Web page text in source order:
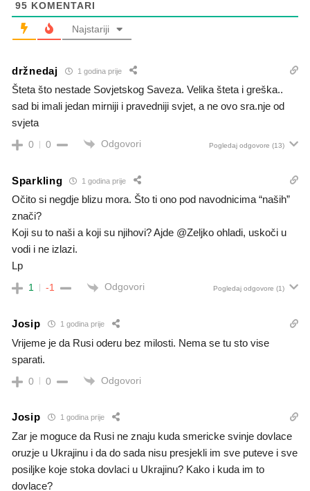
95 KOMENTARI
Najstariji
držnedaj 1 godina prije
Šteta što nestade Sovjetskog Saveza. Velika šteta i greška..
sad bi imali jedan mirniji i pravedniji svjet, a ne ovo sra.nje od
svjeta
0 0 Odgovori Pogledaj odgovore (13)
Sparkling 1 godina prije
Očito si negdje blizu mora. Što ti ono pod navodnicima “naših”
znači?
Koji su to naši a koji su njihovi? Ajde @Zeljko ohladi, uskoči u
vodi i ne izlazi.
Lp
1 -1 Odgovori Pogledaj odgovore (1)
Josip 1 godina prije
Vrijeme je da Rusi oderu bez milosti. Nema se tu sto vise
sparati.
0 0 Odgovori
Josip 1 godina prije
Zar je moguce da Rusi ne znaju kuda smericke svinje dovlace
oruzje u Ukrajinu i da do sada nisu presjekli im sve puteve i sve
posiljke koje stoka dovlaci u Ukrajinu? Kako i kuda im to
dovlace?